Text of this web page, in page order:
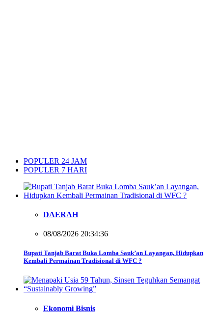
POPULER 24 JAM
POPULER 7 HARI
DAERAH
08/08/2026 20:34:36
Bupati Tanjab Barat Buka Lomba Sauk’an Layangan, Hidupkan
Kembali Permainan Tradisional di WFC ?
Ekonomi Bisnis